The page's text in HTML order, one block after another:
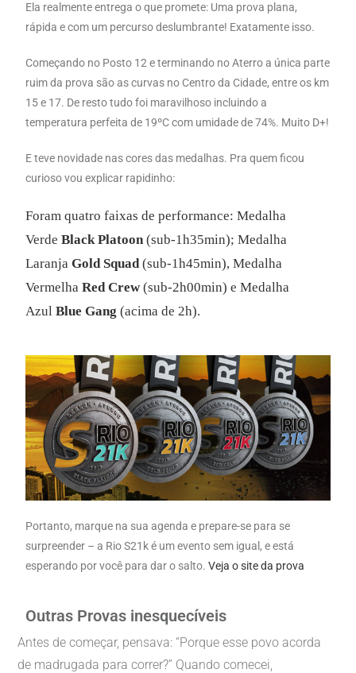
Ela realmente entrega o que promete: Uma prova plana,
rápida e com um percurso deslumbrante! Exatamente isso.
Começando no Posto 12 e terminando no Aterro a única parte
ruim da prova são as curvas no Centro da Cidade, entre os km
15 e 17. De resto tudo foi maravilhoso incluindo a
temperatura perfeita de 19ºC com umidade de 74%. Muito D+!
E teve novidade nas cores das medalhas. Pra quem ficou
curioso vou explicar rapidinho:
Foram quatro faixas de performance: Medalha
VerdeBlack Platoon(sub-1h35min); Medalha
LaranjaGold Squad(sub-1h45min), Medalha
VermelhaRed Crew(sub-2h00min) e Medalha
AzulBlue Gang(acima de 2h).
Portanto, marque na sua agenda e prepare-se para se
surpreender – a Rio S21k é um evento sem igual, e está
esperando por você para dar o salto.Veja o site da prova
Outras Provas inesquecíveis
Antes de começar, pensava: “Porque esse povo acorda
de madrugada para correr?” Quando comecei,